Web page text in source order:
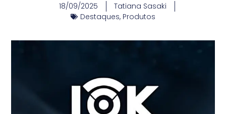
18/09/2025
Tatiana Sasaki
Destaques, Produtos